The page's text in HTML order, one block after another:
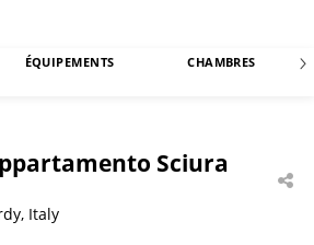
ÉQUIPEMENTS CHAMBRES
Sciura
Italy